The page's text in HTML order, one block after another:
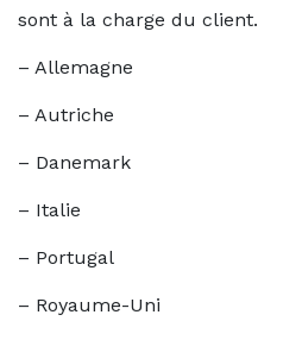
sont à la charge du client.
– Allemagne
– Autriche
– Danemark
– Italie
– Portugal
– Royaume-Uni